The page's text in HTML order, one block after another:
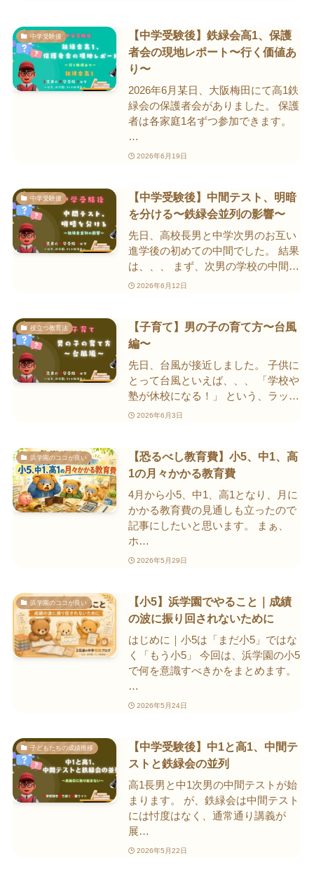
中学受験後
【中学受験後】鉄緑会高1、保護
者会の現地レポート〜行く価値あ
り〜
2026年6月某日、大阪梅田にて高1鉄
緑会の保護者会がありました。 保護
者は各家庭1名ずつ参加できます。
…
2026年6月19日
中学受験後
【中学受験後】中間テスト、明暗
を分ける〜鉄緑会並列の影響〜
先日、高校長男と中学次男のお互い
進学後の初めての中間でした。 結果
は、、、 まず、次男の学校の中間…
2026年6月12日
役立つ教育法
【子育て】男の子の育て方〜台風
編〜
先日、台風が接近しました。 子供に
とって台風といえば、、、 「学校や
塾が休校になる！」 という、ラッ…
2026年6月3日
浜学園のココが良い
【恐るべし教育費】小5、中1、高
1の月々かかる教育費
4月から小5、中1、高1となり、月に
かかる教育費の見通しも立ったので
記事にしたいと思います。 まぁ、
ホ…
2026年5月29日
浜学園のココが良い
【小5】浜学園でやること｜成績
の波に振り回されないために
はじめに｜小5は「まだ小5」ではな
く「もう小5」 今回は、浜学園の小5
で何を意識すべきかをまとめます。
…
2026年5月24日
子どもたちの成績推移
【中学受験後】中1と高1、中間テ
ストと鉄緑会の並列
高1長男と中1次男の中間テストが始
まります。 が、鉄緑会は中間テスト
には忖度はなく、通常通り講義が
展…
2026年5月22日